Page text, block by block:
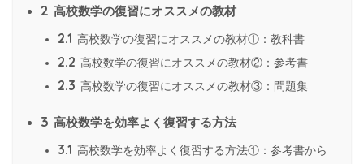
2 高校数学の復習にオススメの教材
2.1 高校数学の復習にオススメの教材①：教科書
2.2 高校数学の復習にオススメの教材②：参考書
2.3 高校数学の復習にオススメの教材③：問題集
3 高校数学を効率よく復習する方法
3.1 高校数学を効率よく復習する方法①：参考書から